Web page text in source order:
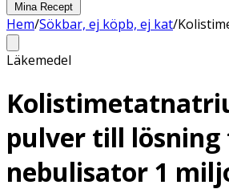
Mina Recept
Hem/Sökbar, ej köpb, ej kat/
Läkemedel
pulver till
nebulisator 1